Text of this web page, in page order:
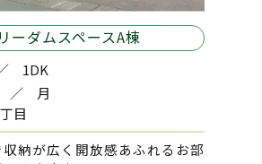
ン田園 203号室
ーダムスペースA棟
1DK
／ 月
目
納が広く開放感あふれるお部